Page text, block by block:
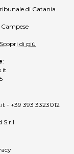
di Catania
Scopri di più
:
- +39 393 3323012
S.r.l